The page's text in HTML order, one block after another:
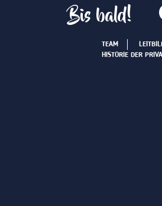
Bis bald!
TEAM
HISTORIE DER